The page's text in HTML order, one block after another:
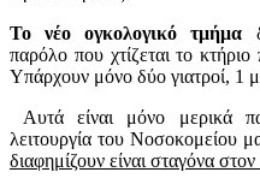
Το νέο ογκολογικό τμήμα
παρόλο που χτίζεται το
Υπάρχουν μόνο δύο γιατροί, 1
Αυτά είναι μόνο μερικά
λειτουργία του Νοσοκομείου
διαφημίζουν είναι σταγόνα